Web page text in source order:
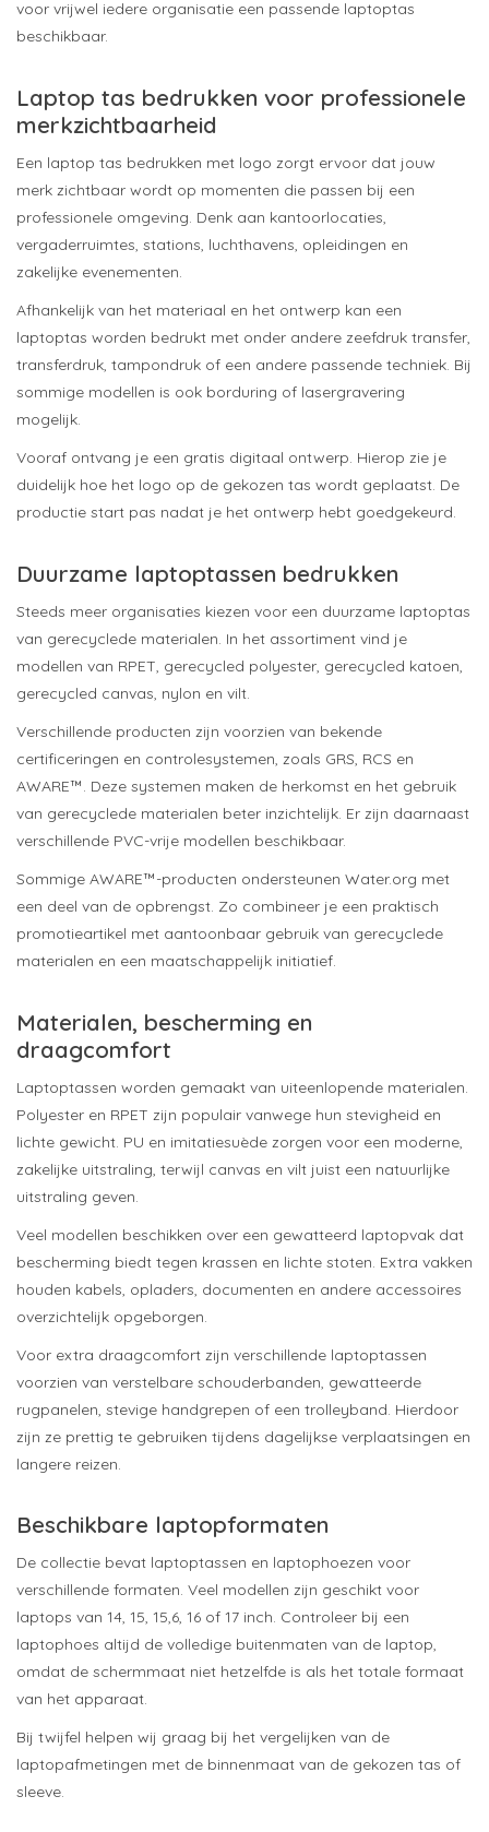
voor vrijwel iedere organisatie een passende laptoptas
beschikbaar.
Laptop tas bedrukken voor professionele
merkzichtbaarheid
Een laptop tas bedrukken met logo zorgt ervoor dat jouw
merk zichtbaar wordt op momenten die passen bij een
professionele omgeving. Denk aan kantoorlocaties,
vergaderruimtes, stations, luchthavens, opleidingen en
zakelijke evenementen.
Afhankelijk van het materiaal en het ontwerp kan een
laptoptas worden bedrukt met onder andere zeefdruk transfer,
transferdruk, tampondruk of een andere passende techniek. Bij
sommige modellen is ook borduring of lasergravering
mogelijk.
Vooraf ontvang je een gratis digitaal ontwerp. Hierop zie je
duidelijk hoe het logo op de gekozen tas wordt geplaatst. De
productie start pas nadat je het ontwerp hebt goedgekeurd.
Duurzame laptoptassen bedrukken
Steeds meer organisaties kiezen voor een duurzame laptoptas
van gerecyclede materialen. In het assortiment vind je
modellen van RPET, gerecycled polyester, gerecycled katoen,
gerecycled canvas, nylon en vilt.
Verschillende producten zijn voorzien van bekende
certificeringen en controlesystemen, zoals GRS, RCS en
AWARE™. Deze systemen maken de herkomst en het gebruik
van gerecyclede materialen beter inzichtelijk. Er zijn daarnaast
verschillende PVC-vrije modellen beschikbaar.
Sommige AWARE™-producten ondersteunen Water.org met
een deel van de opbrengst. Zo combineer je een praktisch
promotieartikel met aantoonbaar gebruik van gerecyclede
materialen en een maatschappelijk initiatief.
Materialen, bescherming en
draagcomfort
Laptoptassen worden gemaakt van uiteenlopende materialen.
Polyester en RPET zijn populair vanwege hun stevigheid en
lichte gewicht. PU en imitatiesuède zorgen voor een moderne,
zakelijke uitstraling, terwijl canvas en vilt juist een natuurlijke
uitstraling geven.
Veel modellen beschikken over een gewatteerd laptopvak dat
bescherming biedt tegen krassen en lichte stoten. Extra vakken
houden kabels, opladers, documenten en andere accessoires
overzichtelijk opgeborgen.
Voor extra draagcomfort zijn verschillende laptoptassen
voorzien van verstelbare schouderbanden, gewatteerde
rugpanelen, stevige handgrepen of een trolleyband. Hierdoor
zijn ze prettig te gebruiken tijdens dagelijkse verplaatsingen en
langere reizen.
Beschikbare laptopformaten
De collectie bevat laptoptassen en laptophoezen voor
verschillende formaten. Veel modellen zijn geschikt voor
laptops van 14, 15, 15,6, 16 of 17 inch. Controleer bij een
laptophoes altijd de volledige buitenmaten van de laptop,
omdat de schermmaat niet hetzelfde is als het totale formaat
van het apparaat.
Bij twijfel helpen wij graag bij het vergelijken van de
laptopafmetingen met de binnenmaat van de gekozen tas of
sleeve.